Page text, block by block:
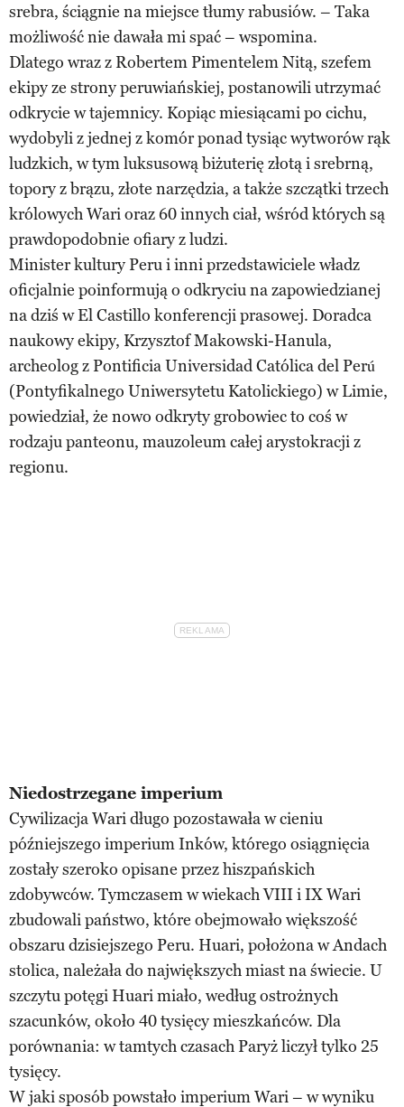
srebra, ściągnie na miejsce tłumy rabusiów. – Taka
możliwość nie dawała mi spać – wspomina.
Dlatego wraz z Robertem Pimentelem Nitą, szefem
ekipy ze strony peruwiańskiej, postanowili utrzymać
odkrycie w tajemnicy. Kopiąc miesiącami po cichu,
wydobyli z jednej z komór ponad tysiąc wytworów rąk
ludzkich, w tym luksusową biżuterię złotą i srebrną,
topory z brązu, złote narzędzia, a także szczątki trzech
królowych Wari oraz 60 innych ciał, wśród których są
prawdopodobnie ofiary z ludzi.
Minister kultury Peru i inni przedstawiciele władz
oficjalnie poinformują o odkryciu na zapowiedzianej
na dziś w El Castillo konferencji prasowej. Doradca
naukowy ekipy, Krzysztof Makowski-Hanula,
archeolog z Pontificia Universidad Católica del Perú
(Pontyfikalnego Uniwersytetu Katolickiego) w Limie,
powiedział, że nowo odkryty grobowiec to coś w
rodzaju panteonu, mauzoleum całej arystokracji z
regionu.
Niedostrzegane imperium
Cywilizacja Wari długo pozostawała w cieniu
późniejszego imperium Inków, którego osiągnięcia
zostały szeroko opisane przez hiszpańskich
zdobywców. Tymczasem w wiekach VIII i IX Wari
zbudowali państwo, które obejmowało większość
obszaru dzisiejszego Peru. Huari, położona w Andach
stolica, należała do największych miast na świecie. U
szczytu potęgi Huari miało, według ostrożnych
szacunków, około 40 tysięcy mieszkańców. Dla
porównania: w tamtych czasach Paryż liczył tylko 25
tysięcy.
W jaki sposób powstało imperium Wari – w wyniku